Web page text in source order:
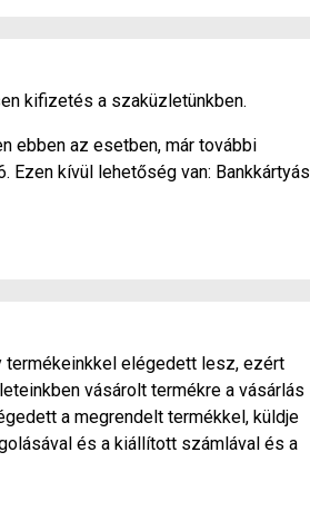
kifizetés a szaküzletünkben.
ebben az esetben, már további
Ezen kívül lehetőség van: Bankkártyás
termékeinkkel elégedett lesz, ezért
vásárolt termékre a vásárlás
a megrendelt termékkel, küldje
és a kiállított számlával és a